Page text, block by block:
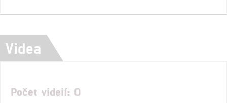
Videa
Počet videií: 0